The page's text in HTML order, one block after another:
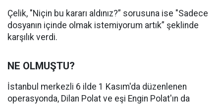
Çelik, "Niçin bu kararı aldınız?” sorusuna ise "Sadece
dosyanın içinde olmak istemiyorum artık” şeklinde
karşılık verdi.
NE OLMUŞTU?
İstanbul merkezli 6 ilde 1 Kasım'da düzenlenen
operasyonda, Dilan Polat ve eşi Engin Polat'ın da